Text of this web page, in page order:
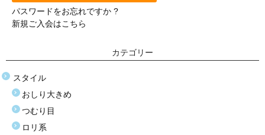
15万〜17万円
17万〜19万円
お買い得商品
お問い合わせ
パスワードをお忘れですか ?
新規ご入会はこちら
カテゴリー
スタイル
おしり大きめ
つむり目
ロリ系